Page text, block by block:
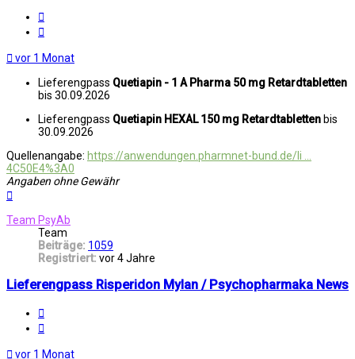
vor 1 Monat
Lieferengpass Quetiapin - 1 A Pharma 50 mg Retardtabletten
bis 30.09.2026
Lieferengpass Quetiapin HEXAL 150 mg Retardtabletten bis
30.09.2026
Quellenangabe: https://anwendungen.pharmnet-bund.de/li ...
4C50E4%3A0
Angaben ohne Gewähr
Team PsyAb
Team
Beiträge: 1059
Registriert: vor 4 Jahre
Lieferengpass Risperidon Mylan / Psychopharmaka News
vor 1 Monat